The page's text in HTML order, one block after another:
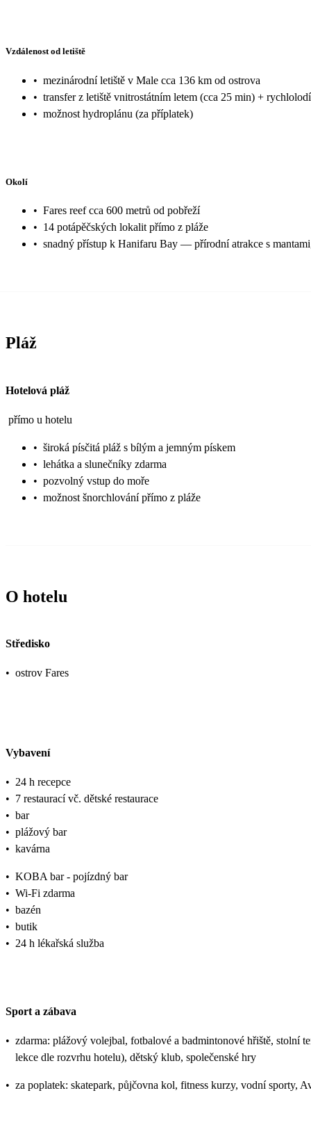
Vzdálenost od letiště
• mezinárodní letiště v Male cca 136 km od ostrova
• transfer z letiště vnitrostátním letem (cca 25 min) +
• možnost hydroplánu (za příplatek)
Okolí
• Fares reef cca 600 metrů od pobřeží
• 14 potápěčských lokalit přímo z pláže
• snadný přístup k Hanifaru Bay — přírodní atrakce s
Pláž
Hotelová pláž
přímo u hotelu
• široká písčitá pláž s bílým a jemným pískem
• lehátka a slunečníky zdarma
• pozvolný vstup do moře
• možnost šnorchlování přímo z pláže
O hotelu
Středisko
• ostrov Fares
Vybavení
• 24 h recepce
• 7 restaurací vč. dětské restaurace
• bar
• plážový bar
• kavárna
• KOBA bar - pojízdný bar
• Wi-Fi zdarma
• bazén
• butik
• 24 h lékařská služba
Sport a zábava
• zdarma: plážový volejbal, fotbalové a badmintonové hřiště, stolní
lekce dle rozvrhu hotelu), dětský klub, společenské hry
• za poplatek: skatepark, půjčovna kol, fitness kurzy, vodní sporty,